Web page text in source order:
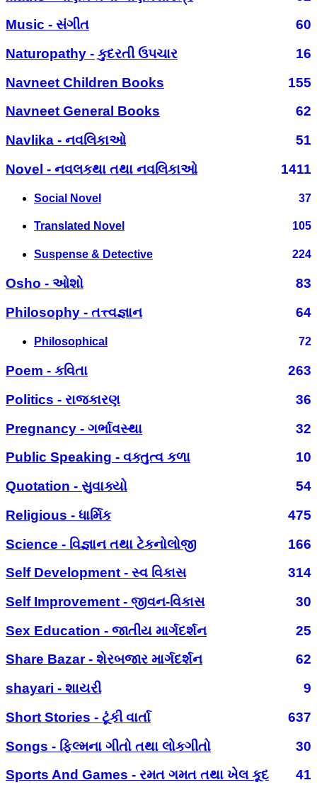
Music - સંગીત
60
Naturopathy - કુદરતી ઉપચાર
16
Navneet Children Books
155
Navneet General Books
62
Navlika - નવલિકાઓ
51
Novel - નવલકથા તથા નવલિકાઓ
1411
Social Novel 37
Translated Novel 105
Suspense & Detective 224
Osho - ઓશો
83
Philosophy - તત્ત્વજ્ઞાન
64
Philosophical 72
Poem - કવિતા
263
Politics - રાજકારણ
36
Pregnancy - ગર્ભાવસ્થા
32
Public Speaking - વક્તુત્વ કળા
10
Quotation - સુવાક્યો
54
Religious - ધાર્મિક
475
Science - વિજ્ઞાન તથા ટેકનોલોજી
166
Self Development - સ્વ વિકાસ
314
Self Improvement - જીવન-વિકાસ
30
Sex Education - જાતીય માર્ગદર્શન
25
Share Bazar - શેરબજાર માર્ગદર્શન
62
shayari - શાયરી
9
Short Stories - ટૂંકી વાર્તા
637
Songs - ફિલ્મના ગીતો તથા લોકગીતો
30
Sports And Games - રમત ગમત તથા ખેલ કૂદ
41